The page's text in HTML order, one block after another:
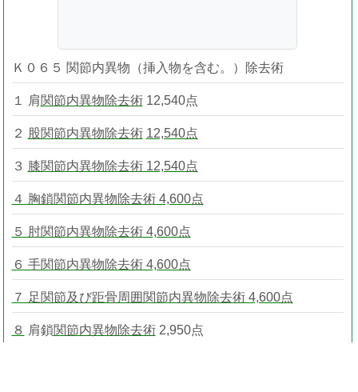
Ｋ０６５ 関節内異物（挿入物を含む。）除去術
１ 肩関節内異物除去術12,540点
２ 股関節内異物除去術 12,540点
３ 膝関節内異物除去術 12,540点
４ 胸鎖関節内異物除去術 4,600点
５ 肘関節内異物除去術 4,600点
６ 手関節内異物除去術 4,600点
７ 足関節及び距骨周囲関節内異物除去術 4,600点
８ 肩鎖関節内異物除去術2,950点